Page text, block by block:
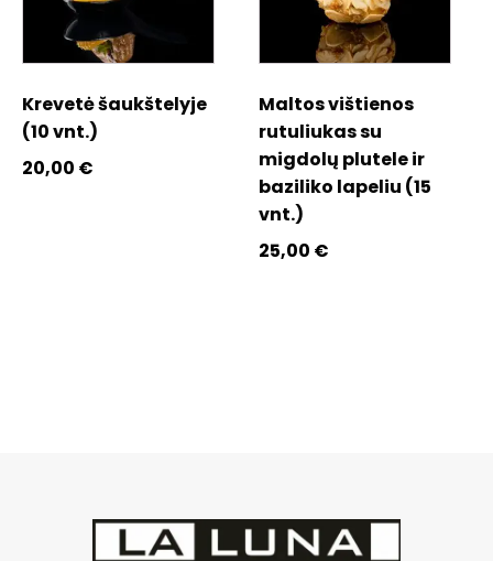
Krevetė šaukštelyje
(10 vnt.)
20,00 €
Maltos vištienos
rutuliukas su
migdolų plutele ir
baziliko lapeliu (15
vnt.)
25,00 €